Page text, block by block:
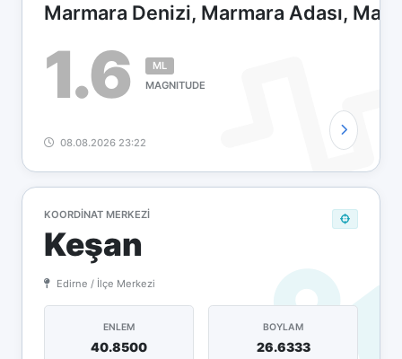
Marmara Denizi, Marmara Adası,
1.6
ML
MAGNITUDE
08.08.2026 23:22
KOORDINAT MERKEZI
Keşan
Edirne / İlçe Merkezi
ENLEM
40.8500
BOYLAM
26.6333